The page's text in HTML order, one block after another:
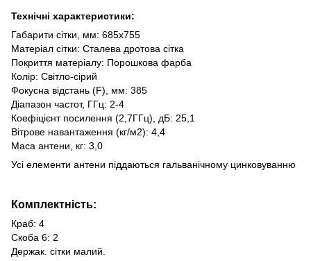
Технічні характеристики:
Габарити сітки, мм: 685x755
Матеріал сітки: Сталева дротова сітка
Покриття матеріалу: Порошкова фарба
Колір: Світло-сірий
Фокусна відстань (F), мм: 385
Діапазон частот, ГГц: 2-4
Коефіцієнт посилення (2,7ГГц), дБ: 25,1
Вітрове навантаження (кг/м2): 4,4
Маса антени, кг: 3,0
Усі елементи антени піддаються гальванічному цинковуванню
Комплектність:
Краб: 4
Скоба 6: 2
Держак. сітки малий.